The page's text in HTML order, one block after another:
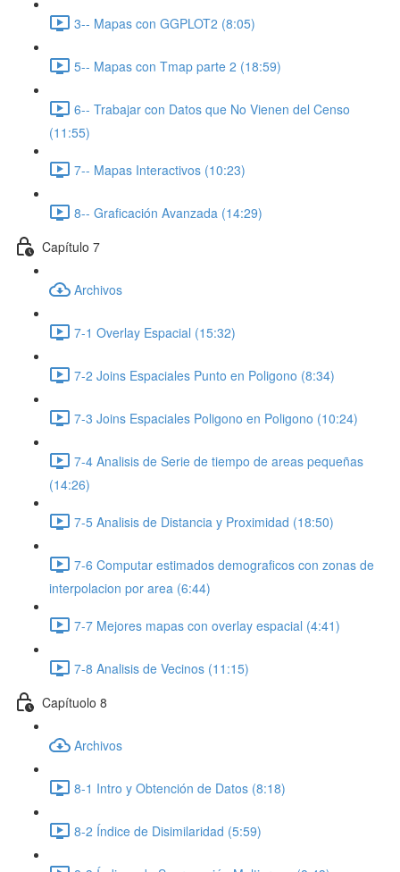
3-- Mapas con GGPLOT2 (8:05)
5-- Mapas con Tmap parte 2 (18:59)
6-- Trabajar con Datos que No Vienen del Censo
(11:55)
7-- Mapas Interactivos (10:23)
8-- Graficación Avanzada (14:29)
Capítulo 7
Archivos
7-1 Overlay Espacial (15:32)
7-2 Joins Espaciales Punto en Poligono (8:34)
7-3 Joins Espaciales Poligono en Poligono (10:24)
7-4 Analisis de Serie de tiempo de areas pequeñas
(14:26)
7-5 Analisis de Distancia y Proximidad (18:50)
7-6 Computar estimados demograficos con zonas de
interpolacion por area (6:44)
7-7 Mejores mapas con overlay espacial (4:41)
7-8 Analisis de Vecinos (11:15)
Capítuolo 8
Archivos
8-1 Intro y Obtención de Datos (8:18)
8-2 Índice de Disimilaridad (5:59)